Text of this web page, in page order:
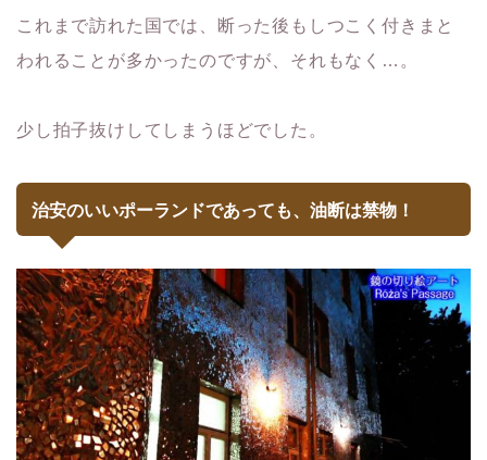
これまで訪れた国では、断った後もしつこく付きまと
われることが多かったのですが、それもなく…。
少し拍子抜けしてしまうほどでした。
治安のいいポーランドであっても、油断は禁物！